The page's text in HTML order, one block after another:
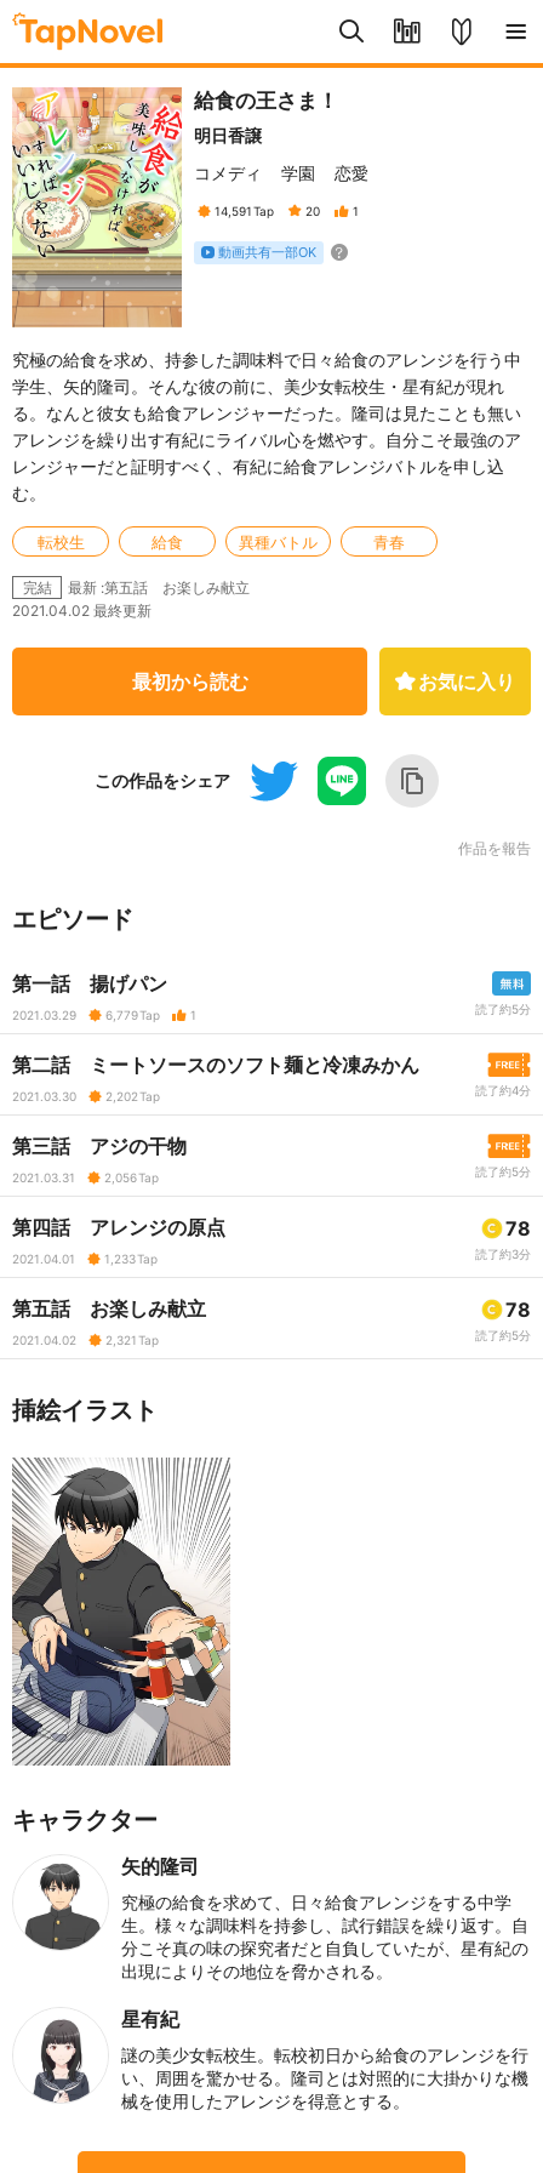
給食の王さま！
明日香譲
コメディ
学園 恋愛
14,591Tap 20 1
動画共有一部OK
究極の給食を求め、持参した調味料で日々給食のアレンジを行う中
学生、矢的隆司。そんな彼の前に、美少女転校生・星有紀が現れ
る。なんと彼女も給食アレンジャーだった。隆司は見たことも無い
アレンジを繰り出す有紀にライバル心を燃やす。自分こそ最強のア
レンジャーだと証明すべく、有紀に給食アレンジバトルを申し込
む。
転校生 給食 異種バトル 青春
完結
最新 :第五話 お楽しみ献立
2021.04.02 最終更新
最初から読む お気に入り
この作品をシェア
作品を報告
エピソード
第一話 揚げパン
2021.03.29 6,779Tap 1 読了約5分
第二話 ミートソースのソフト麺と冷凍みかん
2021.03.30 2,202Tap 読了約4分
第三話 アジの干物
2021.03.31 2,056Tap 読了約5分
第四話 アレンジの原点
2021.04.01 1,233Tap
78
読了約3分
第五話 お楽しみ献立
2021.04.02 2,321Tap
78
読了約5分
挿絵イラスト
キャラクター
矢的隆司
究極の給食を求めて、日々給食アレンジをする中学
生。様々な調味料を持参し、試行錯誤を繰り返す。自
分こそ真の味の探究者だと自負していたが、星有紀の
出現によりその地位を脅かされる。
星有紀
謎の美少女転校生。転校初日から給食のアレンジを行
い、周囲を驚かせる。隆司とは対照的に大掛かりな機
械を使用したアレンジを得意とする。